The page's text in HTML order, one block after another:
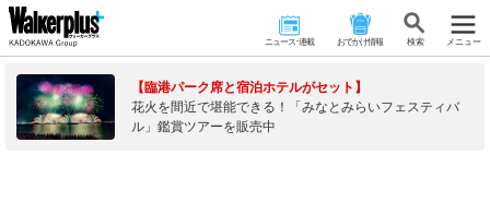
ニュース･連載 おでかけ情報 検 索 メニュー
【臨港パーク席と宿泊ホテルがセット】
花火を間近で堪能できる！「みなとみらいフェスティバ
ル」鑑賞ツアーを販売中